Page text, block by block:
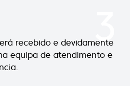
recebido e devidamente
equipa de atendimento e
3